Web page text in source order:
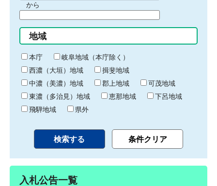
間
始
り
から
間
終
わ
り
地域
本庁
岐阜地域（本庁除く）
西濃（大垣）地域
揖斐地域
中濃（美濃）地域
郡上地域
可茂地域
東濃（多治見）地域
恵那地域
下呂地域
飛騨地域
県外
入札公告一覧